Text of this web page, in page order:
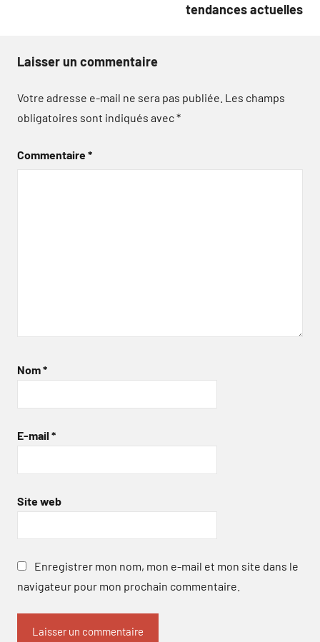
tendances actuelles
Laisser un commentaire
Votre adresse e-mail ne sera pas publiée. Les champs
obligatoires sont indiqués avec*
Commentaire*
Nom*
E-mail *
Site web
Enregistrer mon nom, mon e-mail et mon site dans le
navigateur pour mon prochain commentaire.